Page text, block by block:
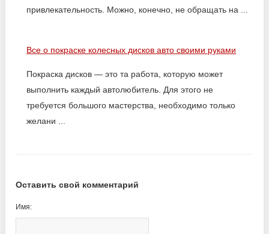
привлекательность. Можно, конечно, не обращать на ...
Все о покраске колесных дисков авто своими руками
Покраска дисков — это та работа, которую может
выполнить каждый автолюбитель. Для этого не
требуется большого мастерства, необходимо только
желани ...
Оставить свой комментарий
Имя: